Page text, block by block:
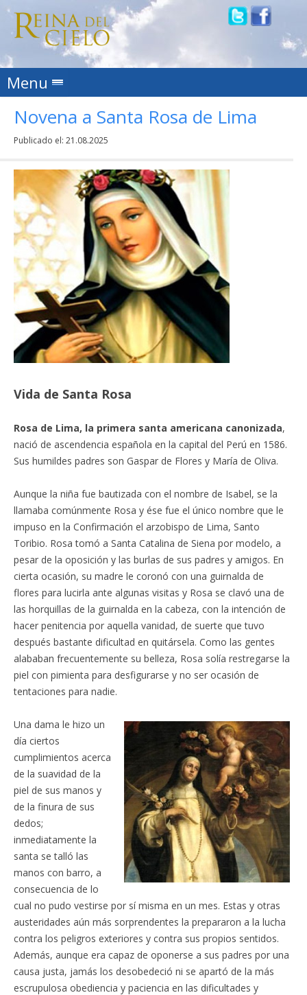
Menu Skip to content
Novena a Santa Rosa de Lima
Publicado el: 21.08.2025
Vida de Santa Rosa
Rosa de Lima, la primera santa americana canonizada,
nació de ascendencia española en la capital del Perú en 1586.
Sus humildes padres son Gaspar de Flores y María de Oliva.
Aunque la niña fue bautizada con el nombre de Isabel, se la
llamaba comúnmente Rosa y ése fue el único nombre que le
impuso en la Confirmación el arzobispo de Lima, Santo
Toribio. Rosa tomó a Santa Catalina de Siena por modelo, a
pesar de la oposición y las burlas de sus padres y amigos. En
cierta ocasión, su madre le coronó con una guirnalda de
flores para lucirla ante algunas visitas y Rosa se clavó una de
las horquillas de la guirnalda en la cabeza, con la intención de
hacer penitencia por aquella vanidad, de suerte que tuvo
después bastante dificultad en quitársela. Como las gentes
alababan frecuentemente su belleza, Rosa solía restregarse la
piel con pimienta para desfigurarse y no ser ocasión de
tentaciones para nadie.
Una dama le hizo un
día ciertos
cumplimientos acerca
de la suavidad de la
piel de sus manos y
de la finura de sus
dedos;
inmediatamente la
santa se talló las
manos con barro, a
consecuencia de lo
cual no pudo vestirse por sí misma en un mes. Estas y otras
austeridades aún más sorprendentes la prepararon a la lucha
contra los peligros exteriores y contra sus propios sentidos.
Además, aunque era capaz de oponerse a sus padres por una
causa justa, jamás los desobedeció ni se apartó de la más
escrupulosa obediencia y paciencia en las dificultades y